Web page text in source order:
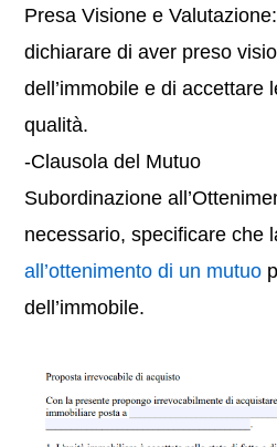
Presa Visione e
dichiarare di aver preso
dell’immobile e di accettare
qualità.
-Clausola del Mutuo
Subordinazione
necessario, specificare che
all’ottenimento di un mutuo
dell’immobile.